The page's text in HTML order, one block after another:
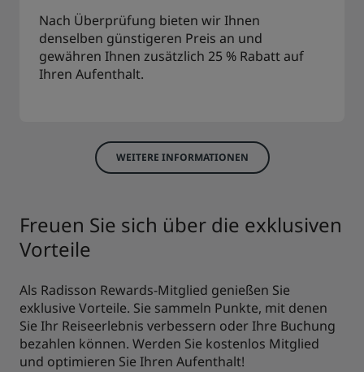
Nach Überprüfung bieten wir Ihnen
denselben günstigeren Preis an und
gewähren Ihnen zusätzlich 25 % Rabatt auf
Ihren Aufenthalt.
WEITERE INFORMATIONEN
Freuen Sie sich über die exklusiven
Vorteile
Als Radisson Rewards-Mitglied genießen Sie
exklusive Vorteile. Sie sammeln Punkte, mit denen
Sie Ihr Reiseerlebnis verbessern oder Ihre Buchung
bezahlen können. Werden Sie kostenlos Mitglied
und optimieren Sie Ihren Aufenthalt!